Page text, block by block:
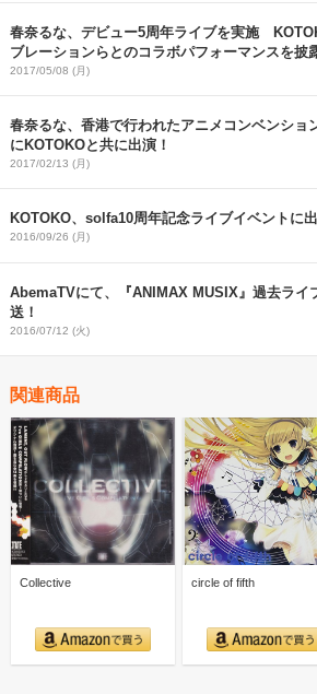
春奈るな、デビュー5周年ライブを実施
ブレーションらとのコラボパフォーマンスを披
2017/05/08 (月)
春奈るな、香港で行われたアニメコンベンショ
にKOTOKOと共に出演！
2017/02/13 (月)
KOTOKO、solfa10周年記念ライブイベントに
2016/09/26 (月)
AbemaTVにて、『ANIMAX MUSIX』過去ライ
送！
2016/07/12 (火)
関連商品
Collective circle of fifth